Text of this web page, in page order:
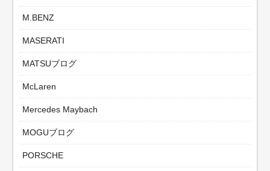
M.BENZ
MASERATI
MATSUブログ
McLaren
Mercedes Maybach
MOGUブログ
PORSCHE